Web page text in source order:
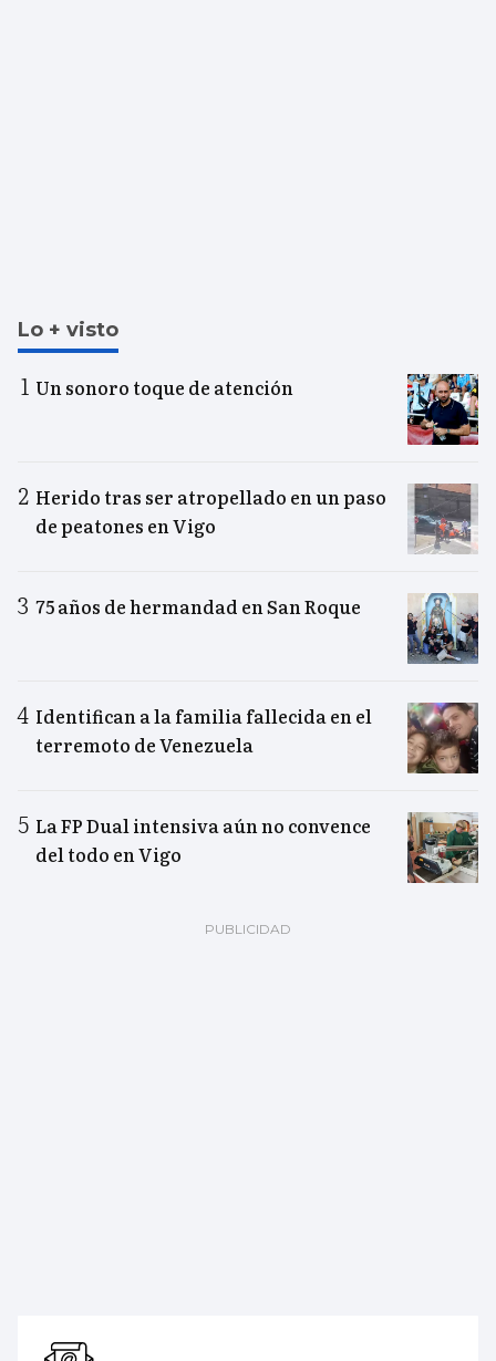
Lo + visto
Un sonoro toque de atención
Herido tras ser atropellado en un paso
de peatones en Vigo
75 años de hermandad en San Roque
Identifican a la familia fallecida en el
terremoto de Venezuela
La FP Dual intensiva aún no convence
del todo en Vigo